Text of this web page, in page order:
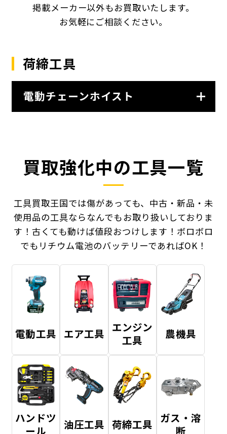
掲載メーカー以外もお買取いたします。
お気軽にご相談ください。
荷締工具
電動チェーンホイスト
買取強化中の工具一覧
工具買取王国では傷があっても、中古・新品・未
使用品の工具ならなんでもお取り扱いしておりま
す！ 古くても動けば値段おつけします！ボロボロ
でもリチウム電池のバッテリーであればOK！
電動工具 エア工具 エンジン
工具
農機具
ハンドツ
ール
油圧工具 荷締工具 ガス・溶
断